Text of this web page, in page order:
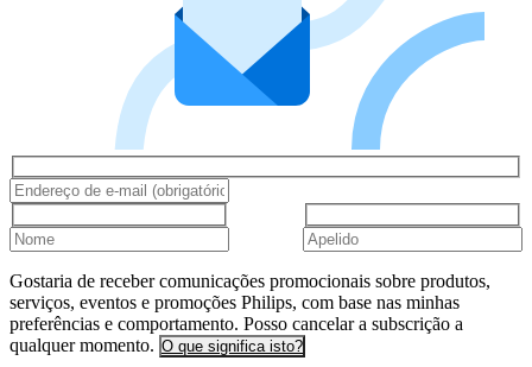
Gostaria de receber comunicações promocionais sobre produtos,
serviços, eventos e promoções Philips, com base nas minhas
preferências e comportamento. Posso cancelar a subscrição a
qualquer momento. O que significa isto?